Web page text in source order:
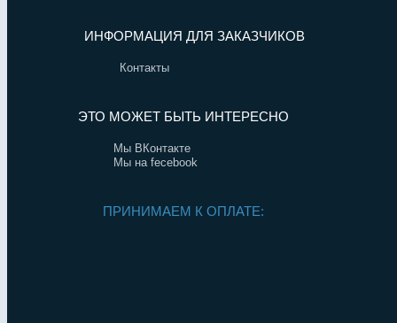
ИНФОРМАЦИЯ ДЛЯ ЗАКАЗЧИКОВ
Контакты
ЭТО МОЖЕТ БЫТЬ ИНТЕРЕСНО
Мы ВКонтакте
Мы на fecebook
ПРИНИМАЕМ К ОПЛАТЕ: